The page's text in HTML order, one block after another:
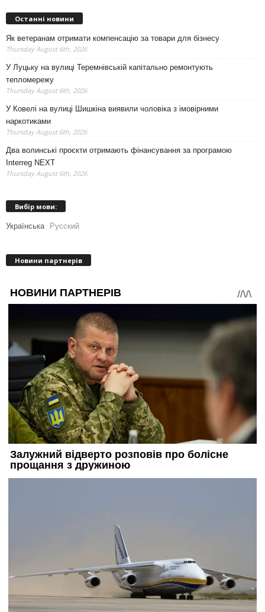
Останні новини
Як ветеранам отримати компенсацію за товари для бізнесу
Thursday August 6th, 2026
У Луцьку на вулиці Теремнівській капітально ремонтують
тепломережу
Thursday August 6th, 2026
У Ковелі на вулиці Шишкіна виявили чоловіка з імовірними
наркотиками
Thursday August 6th, 2026
Два волинські проєкти отримають фінансування за програмою
Interreg NEXT
Thursday August 6th, 2026
Вибір мови:
Українська Русский
Новини партнерів